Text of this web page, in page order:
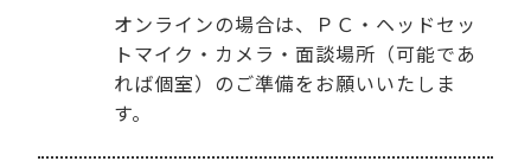
オンラインの場合は、ＰＣ・ヘッドセッ
トマイク・カメラ・面談場所（可能であ
れば個室）のご準備をお願いいたしま
す。